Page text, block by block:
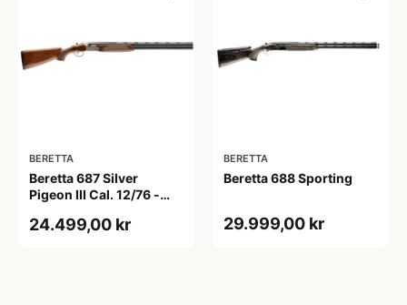
BERETTA
Beretta 687 Silver
Pigeon III Cal. 12/76 -
24.499,00 kr
BERETTA
Beretta 688 Sporting
29.999,00 kr